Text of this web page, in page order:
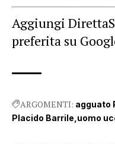
Aggiungi
preferita su
ARGOMENTI: agguato
Placido Barrile uomo